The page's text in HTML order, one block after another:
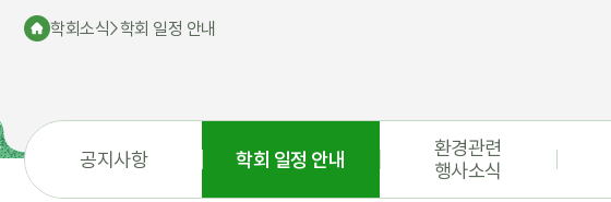
학회소식>학회 일정 안내
공지사항 학회 일정 안내
환경관련
행사소식